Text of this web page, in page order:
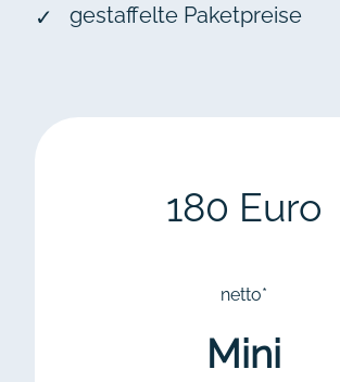
gestaffelte Paketpreise
180 Euro
netto*
Mini